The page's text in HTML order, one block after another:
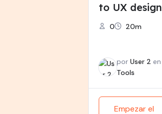
to UX design
0 20m
por User 2 en
Tools
Empezar el